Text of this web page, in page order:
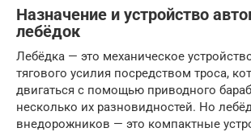
Назначение и устройство
лебёдок
Лебёдка — это механическое
тягового усилия посредством троса,
двигаться с помощью приводного
несколько их разновидностей. Но
внедорожников — это компактные